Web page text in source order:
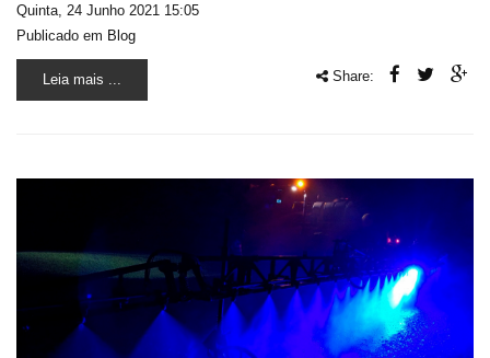
Quinta, 24 Junho 2021 15:05
Publicado em Blog
Leia mais ... Share: